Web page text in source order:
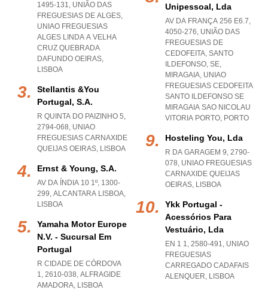
1495-131, UNIÃO DAS
FREGUESIAS DE ALGES,
UNIAO FREGUESIAS
ALGES LINDA A VELHA
CRUZ QUEBRADA
DAFUNDO OEIRAS,
LISBOA
Stellantis &you
Portugal, S.a.
R QUINTA DO PAIZINHO 5,
2794-068, UNIAO
FREGUESIAS CARNAXIDE
QUEIJAS OEIRAS, LISBOA
Ernst & Young, S.a.
AV DA ÍNDIA 10 1º, 1300-
299, ALCANTARA LISBOA,
LISBOA
Yamaha Motor Europe
N.v. - Sucursal Em
Portugal
R CIDADE DE CÓRDOVA
1, 2610-038, ALFRAGIDE
AMADORA, LISBOA
Unipessoal, Lda
AV DA FRANÇA 256 E6.7,
4050-276, UNIÃO DAS
FREGUESIAS DE
CEDOFEITA, SANTO
ILDEFONSO, SE,
MIRAGAIA, UNIAO
FREGUESIAS CEDOFEITA
SANTO ILDEFONSO SE
MIRAGAIA SAO NICOLAU
VITORIA PORTO, PORTO
Hosteling You, Lda
R DA GARAGEM 9, 2790-
078, UNIAO FREGUESIAS
CARNAXIDE QUEIJAS
OEIRAS, LISBOA
Ykk Portugal -
Acessórios Para
Vestuário, Lda
EN 1 1, 2580-491, UNIAO
FREGUESIAS
CARREGADO CADAFAIS
ALENQUER, LISBOA